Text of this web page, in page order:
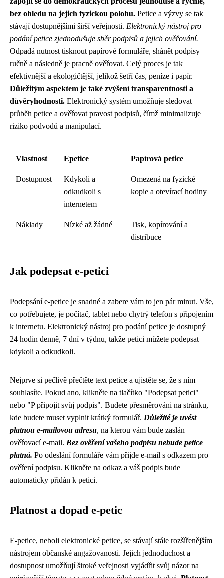
bez ohledu na jejich fyzickou polohu. Petice a výzvy se tak
stávají dostupnějšími širší veřejnosti. Elektronický nástroj pro
podání petice zjednodušuje sběr podpisů a jejich ověřování.
Odpadá nutnost tisknout papírové formuláře, shánět podpisy
ručně a následně je pracně ověřovat. Celý proces je tak
efektivnější a ekologičtější, jelikož šetří čas, peníze i papír.
Důležitým aspektem je také zvýšení transparentnosti a
důvěryhodnosti. Elektronický systém umožňuje sledovat
průběh petice a ověřovat pravost podpisů, čímž minimalizuje
riziko podvodů a manipulací.
Vlastnost Epetice Papírová petice
Dostupnost
Kdykoli a
odkudkoli s
internetem
Omezená na fyzické
kopie a otevírací hodiny
Náklady Nízké až žádné
Tisk, kopírování a
distribuce
Jak podepsat e-petici
Podepsání e-petice je snadné a zabere vám to jen pár minut. Vše,
co potřebujete, je počítač, tablet nebo chytrý telefon s připojením
k internetu. Elektronický nástroj pro podání petice je dostupný
24 hodin denně, 7 dní v týdnu, takže petici můžete podepsat
kdykoli a odkudkoli.
Nejprve si pečlivě přečtěte text petice a ujistěte se, že s ním
souhlasíte. Pokud ano, klikněte na tlačítko "Podepsat petici"
nebo "P připojit svůj podpis". Budete přesměrováni na stránku,
kde budete muset vyplnit krátký formulář. Důležité je uvést
platnou e-mailovou adresu, na kterou vám bude zaslán
ověřovací e-mail. Bez ověření vašeho podpisu nebude petice
platná. Po odeslání formuláře vám přijde e-mail s odkazem pro
ověření podpisu. Klikněte na odkaz a váš podpis bude
automaticky přidán k petici.
Platnost a dopad e-petic
E-petice, neboli elektronické petice, se stávají stále rozšířenějším
nástrojem občanské angažovanosti. Jejich jednoduchost a
dostupnost umožňují široké veřejnosti vyjádřit svůj názor na